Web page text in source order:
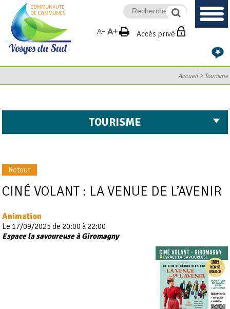
Accès privé
Accueil> Tourisme
TOURISME
Retour
CINÉ VOLANT : LA VENUE DE L’AVENIR
Animation
Le 17/09/2025 de 20:00 à 22:00
Espace la savoureuse à Giromagny